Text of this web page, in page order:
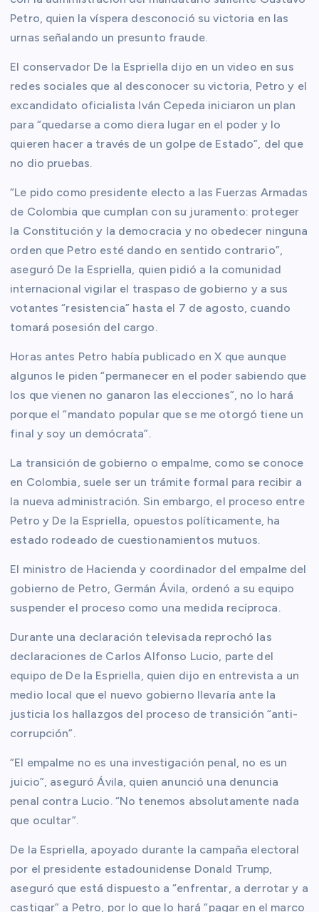
Petro, quien la víspera desconoció su victoria en las
urnas señalando un presunto fraude.
El conservador De la Espriella dijo en un video en sus
redes sociales que al desconocer su victoria, Petro y el
excandidato oficialista Iván Cepeda iniciaron un plan
para “quedarse a como diera lugar en el poder y lo
quieren hacer a través de un golpe de Estado”, del que
no dio pruebas.
“Le pido como presidente electo a las Fuerzas Armadas
de Colombia que cumplan con su juramento: proteger
la Constitución y la democracia y no obedecer ninguna
orden que Petro esté dando en sentido contrario”,
aseguró De la Espriella, quien pidió a la comunidad
internacional vigilar el traspaso de gobierno y a sus
votantes “resistencia” hasta el 7 de agosto, cuando
tomará posesión del cargo.
Horas antes Petro había publicado en X que aunque
algunos le piden “permanecer en el poder sabiendo que
los que vienen no ganaron las elecciones”, no lo hará
porque el “mandato popular que se me otorgó tiene un
final y soy un demócrata”.
La transición de gobierno o empalme, como se conoce
en Colombia, suele ser un trámite formal para recibir a
la nueva administración. Sin embargo, el proceso entre
Petro y De la Espriella, opuestos políticamente, ha
estado rodeado de cuestionamientos mutuos.
El ministro de Hacienda y coordinador del empalme del
gobierno de Petro, Germán Ávila, ordenó a su equipo
suspender el proceso como una medida recíproca.
Durante una declaración televisada reprochó las
declaraciones de Carlos Alfonso Lucio, parte del
equipo de De la Espriella, quien dijo en entrevista a un
medio local que el nuevo gobierno llevaría ante la
justicia los hallazgos del proceso de transición “anti-
corrupción”.
“El empalme no es una investigación penal, no es un
juicio”, aseguró Ávila, quien anunció una denuncia
penal contra Lucio. “No tenemos absolutamente nada
que ocultar”.
De la Espriella, apoyado durante la campaña electoral
por el presidente estadounidense Donald Trump,
aseguró que está dispuesto a “enfrentar, a derrotar y a
castigar” a Petro, por lo que lo hará “pagar en el marco